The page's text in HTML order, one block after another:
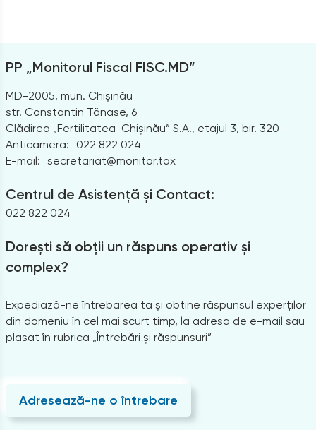
PP „Monitorul Fiscal FISC.MD”
MD-2005, mun. Chișinău
str. Constantin Tănase, 6
Clădirea „Fertilitatea-Chișinău” S.A., etajul 3, bir. 320
Anticamera:
022 822 024
E-mail: secretariat@monitor.tax
Centrul de Asistență și Contact:
022 822 024
Dorești să obții un răspuns operativ și
complex?
Expediază-ne întrebarea ta și obține răspunsul experților
din domeniu în cel mai scurt timp, la adresa de e-mail sau
plasat în rubrica „Întrebări și răspunsuri”
Adresează-ne o întrebare